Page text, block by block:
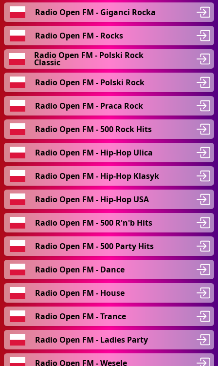
Radio Open FM - Giganci Rocka
Radio Open FM - Rocks
Radio Open FM - Polski Rock
Classic
Radio Open FM - Polski Rock
Radio Open FM - Praca Rock
Radio Open FM - 500 Rock Hits
Radio Open FM - Hip-Hop Ulica
Radio Open FM - Hip-Hop Klasyk
Radio Open FM - Hip-Hop USA
Radio Open FM - 500 R'n'b Hits
Radio Open FM - 500 Party Hits
Radio Open FM - Dance
Radio Open FM - House
Radio Open FM - Trance
Radio Open FM - Ladies Party
Radio Open FM - Wesele